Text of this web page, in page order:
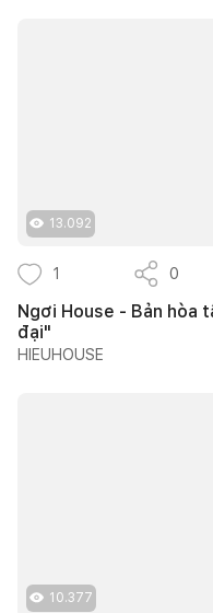
13.092
1 0
Ngơi House - Bản hòa
đại"
HIEUHOUSE
10.377